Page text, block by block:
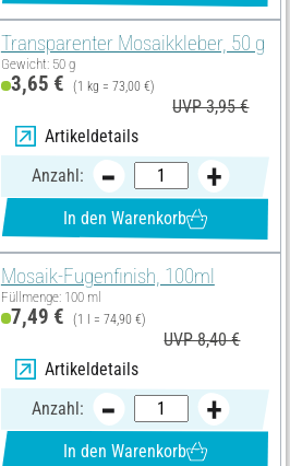
Transparenter Mosaikkleber, 50 g
Gewicht: 50 g
3,65 € (1 kg = 73,00 €)
UVP 3,95 €
Artikeldetails
Anzahl:
In den Warenkorb
Mosaik-Fugenfinish, 100ml
Füllmenge: 100 ml
7,49 € (1 l = 74,90 €)
UVP 8,40 €
Artikeldetails
Anzahl:
In den Warenkorb